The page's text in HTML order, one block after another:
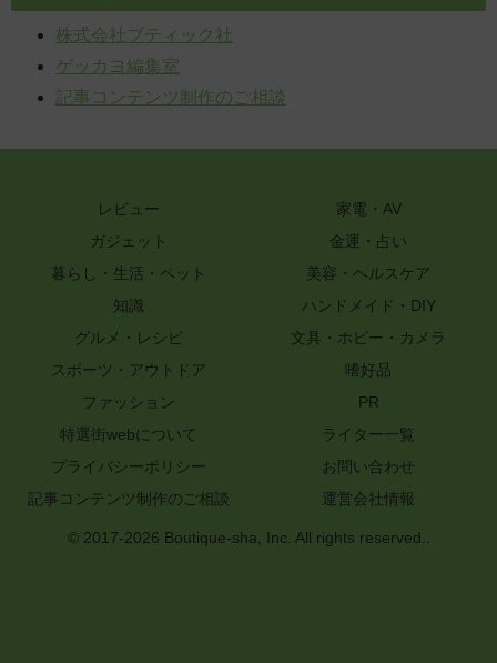
株式会社ブティック社
ゲッカヨ編集室
記事コンテンツ制作のご相談
レビュー
家電・AV
ガジェット
金運・占い
暮らし・生活・ペット
美容・ヘルスケア
知識
ハンドメイド・DIY
グルメ・レシピ
文具・ホビー・カメラ
スポーツ・アウトドア
嗜好品
ファッション
PR
特選街webについて
ライター一覧
プライバシーポリシー
お問い合わせ
記事コンテンツ制作のご相談
運営会社情報
© 2017-2026 Boutique-sha, Inc. All rights reserved..